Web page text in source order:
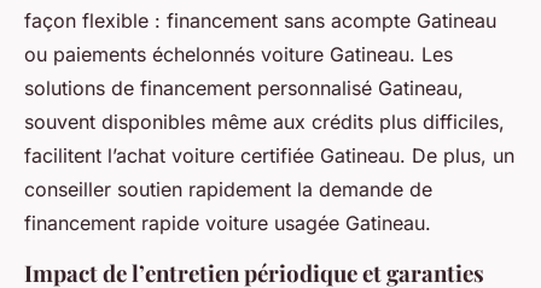
façon flexible : financement sans acompte Gatineau
ou paiements échelonnés voiture Gatineau. Les
solutions de financement personnalisé Gatineau,
souvent disponibles même aux crédits plus difficiles,
facilitent l’achat voiture certifiée Gatineau. De plus, un
conseiller soutien rapidement la demande de
financement rapide voiture usagée Gatineau.
Impact de l’entretien périodique et garanties